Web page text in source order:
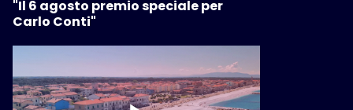
"Il 6 agosto premio speciale per
Carlo Conti"